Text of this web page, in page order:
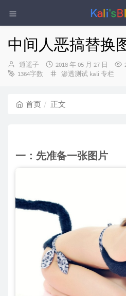
中间人恶搞替换
博
主：
逍遥子
发
布
2018 年 05 月 27 日
1364字数
分
渗透测试 kali 专栏
首页 正文
一：先准备一张图片